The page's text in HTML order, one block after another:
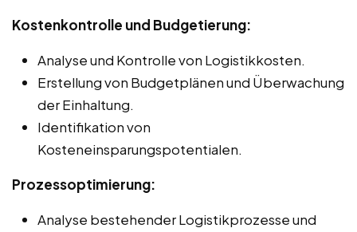
Kostenkontrolle und Budgetierung:
Analyse und Kontrolle von Logistikkosten.
Erstellung von Budgetplänen und Überwachung
der Einhaltung.
Identifikation von
Kosteneinsparungspotentialen.
Prozessoptimierung:
Analyse bestehender Logistikprozesse und